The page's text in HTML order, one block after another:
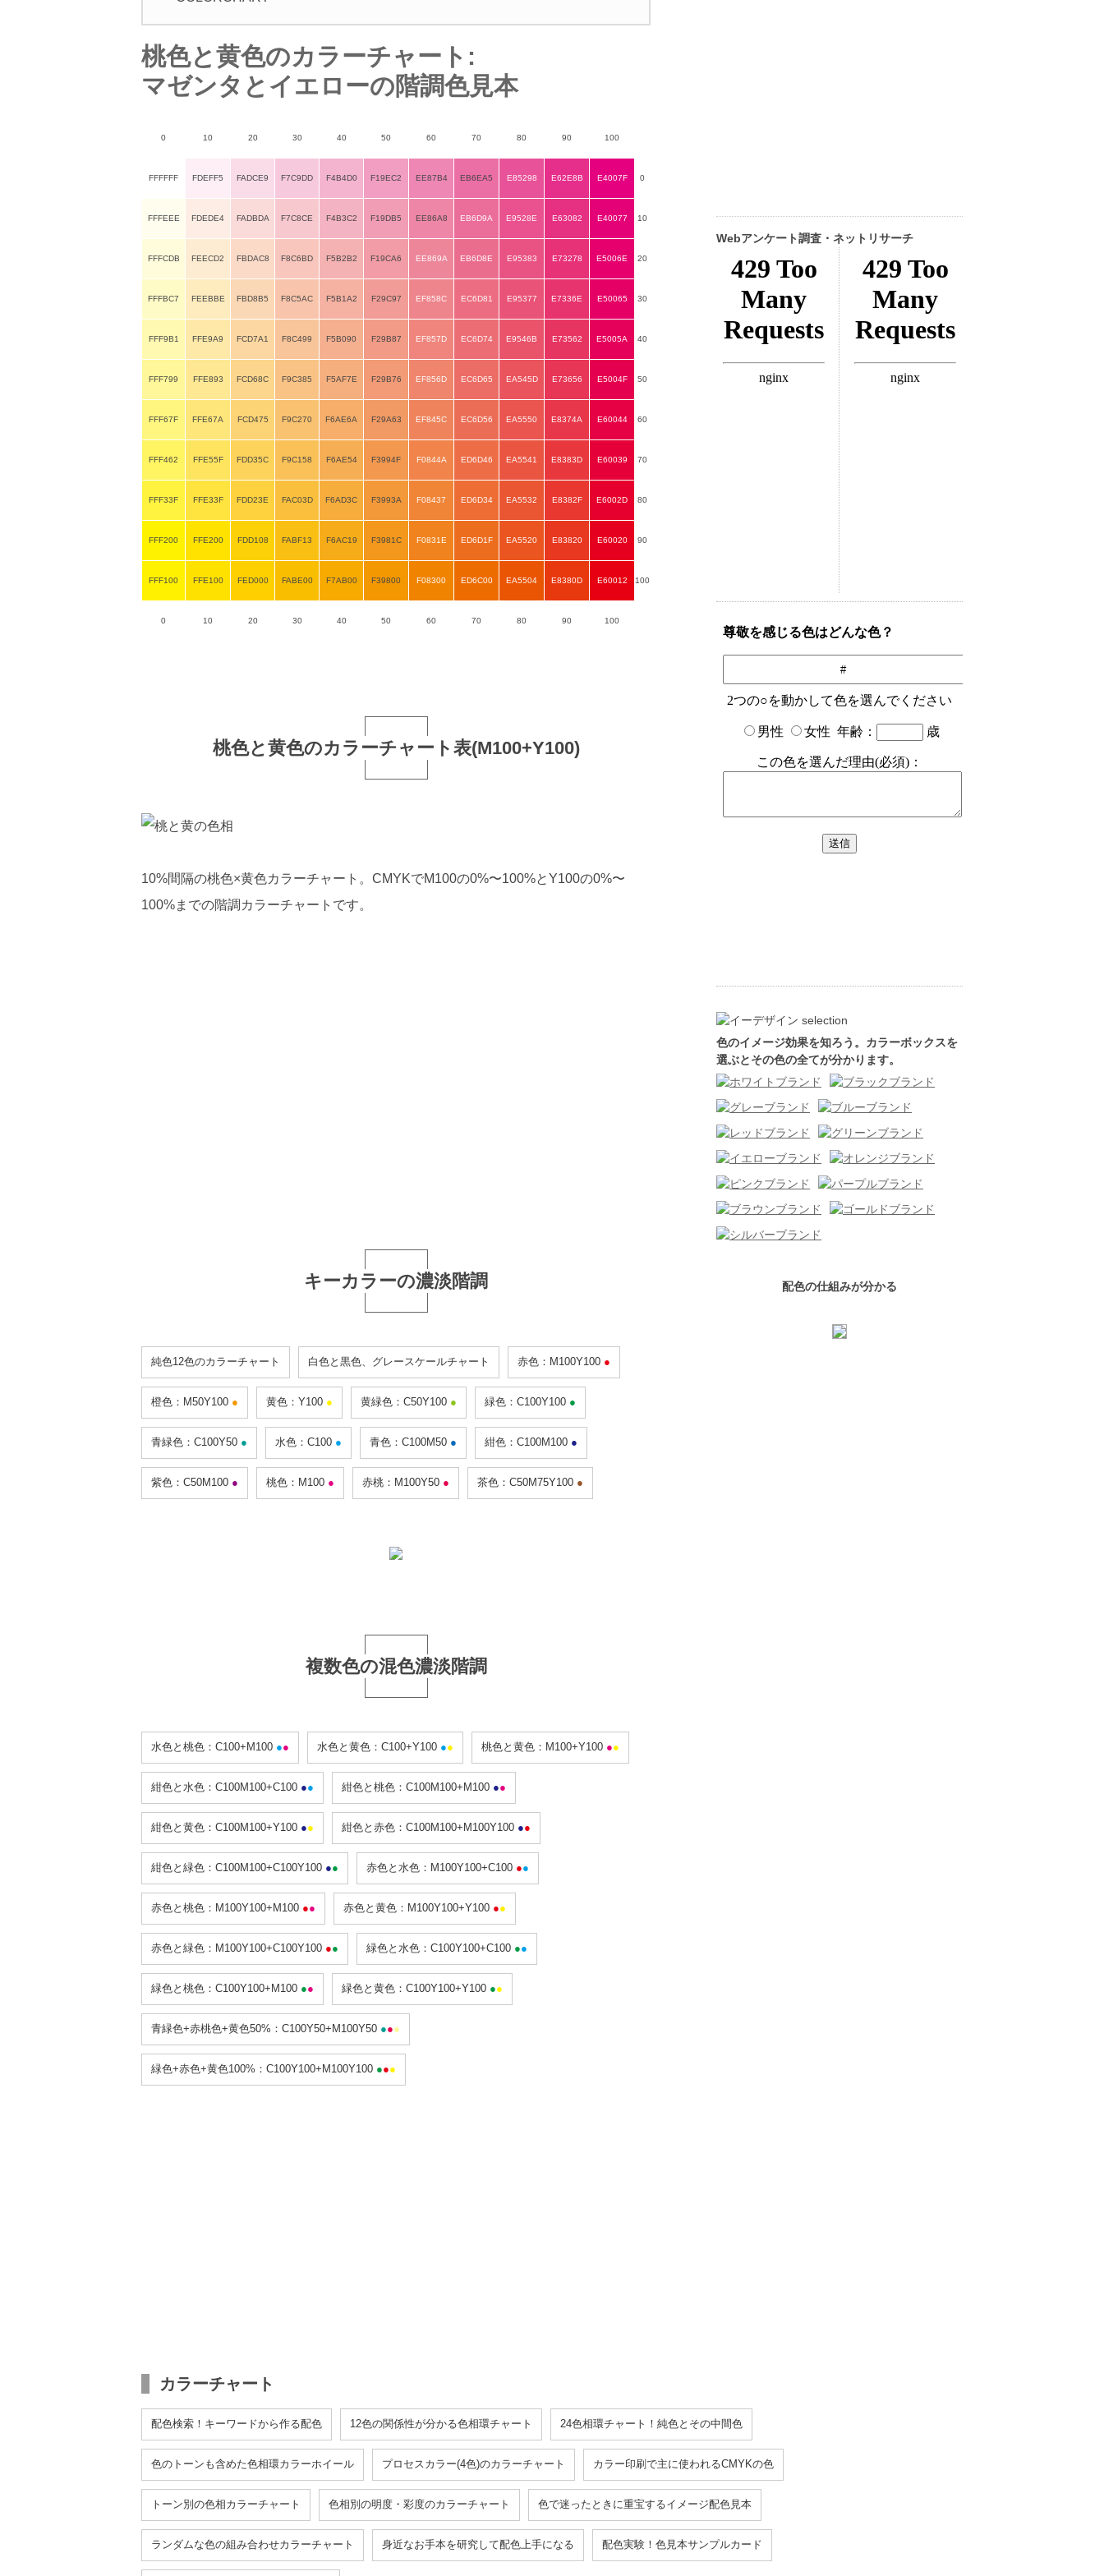
桃色と黄色のカラーチャート:
マゼンタとイエローの階調色見本
0 10 20 30 40 50 60 70 80 90 100
FFFFFF FDEFF5 FADCE9 F7C9DD F4B4D0 F19EC2 EE87B4 EB6EA5 E85298 E62E8B E4007F 0
FFFEEE FDEDE4 FADBDA F7C8CE F4B3C2 F19DB5 EE86A8 EB6D9A E9528E E63082 E40077 10
FFFCDB FEECD2 FBDAC8 F8C6BD F5B2B2 F19CA6 EE869A EB6D8E E95383 E73278 E5006E 20
FFFBC7 FEEBBE FBD8B5 F8C5AC F5B1A2 F29C97 EF858C EC6D81 E95377 E7336E E50065 30
FFF9B1 FFE9A9 FCD7A1 F8C499 F5B090 F29B87 EF857D EC6D74 E9546B E73562 E5005A 40
FFF799 FFE893 FCD68C F9C385 F5AF7E F29B76 EF856D EC6D65 EA545D E73656 E5004F 50
FFF67F FFE67A FCD475 F9C270 F6AE6A F29A63 EF845C EC6D56 EA5550 E8374A E60044 60
FFF462 FFE55F FDD35C F9C158 F6AE54 F3994F F0844A ED6D46 EA5541 E8383D E60039 70
FFF33F FFE33F FDD23E FAC03D F6AD3C F3993A F08437 ED6D34 EA5532 E8382F E6002D 80
FFF200 FFE200 FDD108 FABF13 F6AC19 F3981C F0831E ED6D1F EA5520 E83820 E60020 90
FFF100 FFE100 FED000 FABE00 F7AB00 F39800 F08300 ED6C00 EA5504 E8380D E60012 100
0 10 20 30 40 50 60 70 80 90 100
桃色と黄色のカラーチャート表(M100+Y100)
10%間隔の桃色×黄色カラーチャート。CMYKでM100の0%〜100%とY100の0%〜
100%までの階調カラーチャートです。
キーカラーの濃淡階調
純色12色のカラーチャート 白色と黒色、グレースケールチャート 赤色：M100Y100 ●
橙色：M50Y100 ● 黄色：Y100 ● 黄緑色：C50Y100 ● 緑色：C100Y100 ●
青緑色：C100Y50 ● 水色：C100 ● 青色：C100M50 ● 紺色：C100M100 ●
紫色：C50M100 ● 桃色：M100 ● 赤桃：M100Y50 ● 茶色：C50M75Y100 ●
複数色の混色濃淡階調
水色と桃色：C100+M100 ●● 水色と黄色：C100+Y100 ●● 桃色と黄色：M100+Y100 ●●
紺色と水色：C100M100+C100 ●● 紺色と桃色：C100M100+M100 ●●
紺色と黄色：C100M100+Y100 ●● 紺色と赤色：C100M100+M100Y100 ●●
紺色と緑色：C100M100+C100Y100 ●● 赤色と水色：M100Y100+C100 ●●
赤色と桃色：M100Y100+M100 ●● 赤色と黄色：M100Y100+Y100 ●●
赤色と緑色：M100Y100+C100Y100 ●● 緑色と水色：C100Y100+C100 ●●
緑色と桃色：C100Y100+M100 ●● 緑色と黄色：C100Y100+Y100 ●●
青緑色+赤桃色+黄色50%：C100Y50+M100Y50 ●●●
緑色+赤色+黄色100%：C100Y100+M100Y100 ●●●
カラーチャート
配色検索！キーワードから作る配色 12色の関係性が分かる色相環チャート 24色相環チャート！純色とその中間色
色のトーンも含めた色相環カラーホイール プロセスカラー(4色)のカラーチャート カラー印刷で主に使われるCMYKの色
トーン別の色相カラーチャート 色相別の明度・彩度のカラーチャート 色で迷ったときに重宝するイメージ配色見本
ランダムな色の組み合わせカラーチャート 身近なお手本を研究して配色上手になる 配色実験！色見本サンプルカード
Webアンケート調査・ネットリサーチ
色のイメージ効果を知ろう。カラーボックスを
選ぶとその色の全てが分かります。
配色の仕組みが分かる